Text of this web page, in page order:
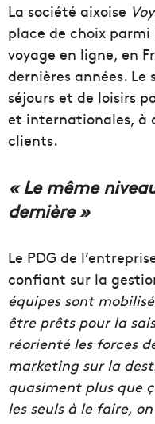
La société aixoise
place de choix parmi
voyage en ligne, en
dernières années. Le
séjours et de loisirs
et internationales, à
clients.
« Le même
dernière »
Le PDG de
confiant sur la
équipes sont
être prêts pour la
réorienté les forces
marketing sur la
quasiment plus que
les seuls à le faire,